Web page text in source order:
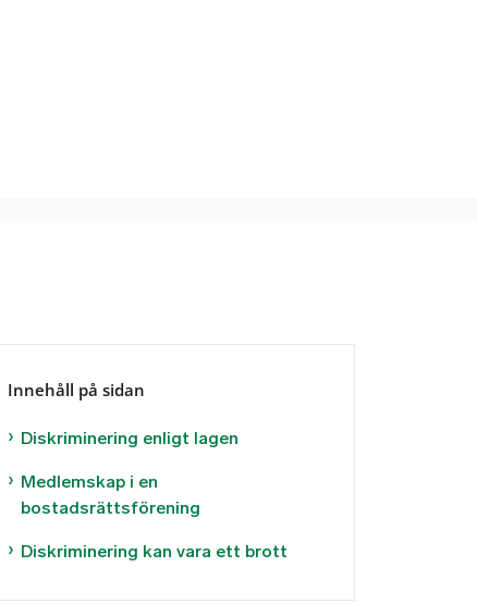
Innehåll på sidan
Diskriminering enligt lagen
Medlemskap i en
bostadsrättsförening
Diskriminering kan vara ett brott